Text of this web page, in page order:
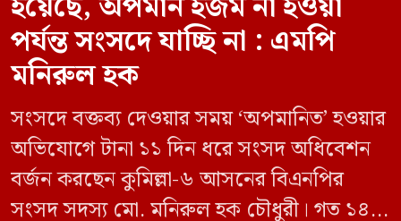
পর্যন্ত সংসদে যাচ্ছি না : এমপি
মনিরুল হক
সংসদে বক্তব্য দেওয়ার সময় ‘অপমানিত’ হওয়ার
অভিযোগে টানা ১১ দিন ধরে সংসদ অধিবেশন
বর্জন করছেন কুমিল্লা-৬ আসনের বিএনপির
সংসদ সদস্য মো. মনিরুল হক চৌধুরী। গত ১৪